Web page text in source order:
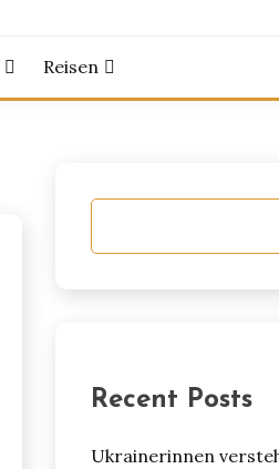
Reisen
Recent Posts
Ukrainerinnen